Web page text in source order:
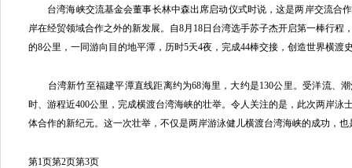
台湾海峡交流基金会董事长林中森出席启动仪式时说，这是两岸交流合
岸在经贸领域合作之外的新发展。自8月18日台湾选手苏子杰开启第一棒行程
的8公里，一同游向目的地平潭，历时5天4夜，完成44棒交接，创造世界横渡
台湾新竹至福建平潭直线距离约为68海里，大约是130公里。受洋流、
时、游程近400公里，完成横渡台湾海峡的壮举。令人关注的是，此次两岸泳
体合作的新纪元。这一次壮举，不仅是两岸游泳健儿横渡台湾海峡的成功，
第1页第2页第3页